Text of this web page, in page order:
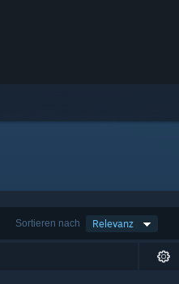
Sortieren nach Relevanz